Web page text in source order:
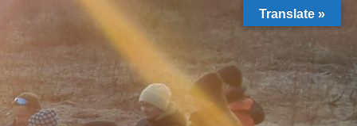
Translate »